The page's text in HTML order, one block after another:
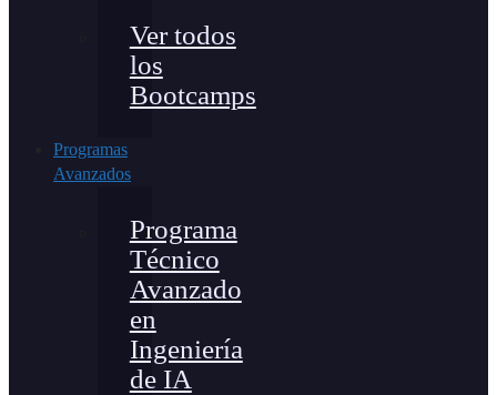
Ver todos
los
Bootcamps
Programas
Avanzados
Programa
Técnico
Avanzado
en
Ingeniería
de IA